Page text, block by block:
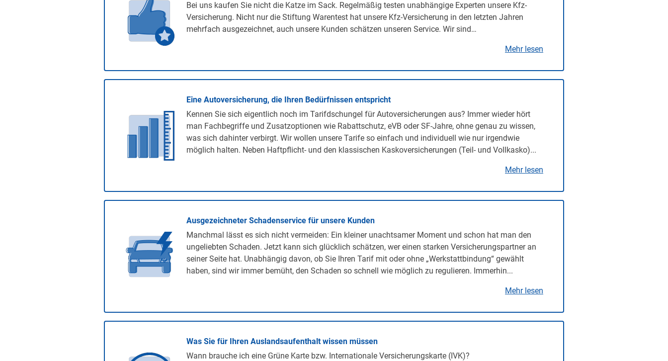
Bei uns kaufen Sie nicht die Katze im Sack. Regelmäßig testen unabhängige Experten unsere Kfz-
Versicherung. Nicht nur die Stiftung Warentest hat unsere Kfz-Versicherung in den letzten Jahren
mehrfach ausgezeichnet, auch unsere Kunden schätzen unseren Service. Wir sind…
Mehr lesen
Eine Autoversicherung, die Ihren Bedürfnissen entspricht
Kennen Sie sich eigentlich noch im Tarifdschungel für Autoversicherungen aus? Immer wieder hört
man Fachbegriffe und Zusatzoptionen wie Rabattschutz, eVB oder SF-Jahre, ohne genau zu wissen,
was sich dahinter verbirgt. Wir wollen unsere Tarife so einfach und individuell wie nur irgendwie
möglich halten. Neben Haftpflicht- und den klassischen Kaskoversicherungen (Teil- und Vollkasko)...
Mehr lesen
Ausgezeichneter Schadenservice für unsere Kunden
Manchmal lässt es sich nicht vermeiden: Ein kleiner unachtsamer Moment und schon hat man den
ungeliebten Schaden. Jetzt kann sich glücklich schätzen, wer einen starken Versicherungspartner an
seiner Seite hat. Unabhängig davon, ob Sie Ihren Tarif mit oder ohne „Werkstattbindung“ gewählt
haben, sind wir immer bemüht, den Schaden so schnell wie möglich zu regulieren. Immerhin...
Mehr lesen
Was Sie für Ihren Auslandsaufenthalt wissen müssen
Wann brauche ich eine Grüne Karte bzw. Internationale Versicherungskarte (IVK)?